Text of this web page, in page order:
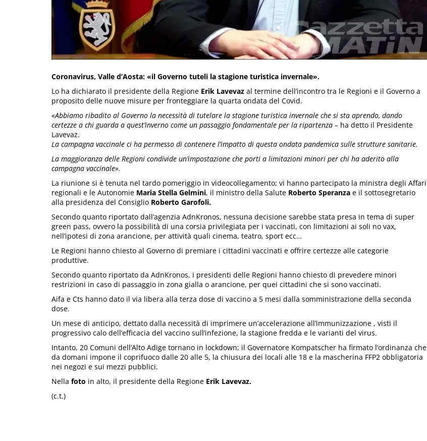
Coronavirus, Valle d’Aosta: «il Governo tuteli la stagione turistica invernale».
Lo ha dichiarato il presidente della Regione Erik Lavevaz al termine dell’incontro tra le Regioni e il Governo a
proposito delle nuove misure per fronteggiare la quarta ondata del Covid.
«Abbiamo ribadito al Governo la necessità di tutelare la stagione turistica invernale che si sta aprendo, dando
certezze a chi guarda a quest’inverno come un passaggio fondamentale per la ripartenza – ha detto il Presidente
Lavevaz.
La campagna vaccinale ci ha permesso di contenere l’impatto di questa ondata pandemica sulle strutture sanitarie.
La maggioranza delle Regioni condivide un’impostazione che porti a limitazioni minori per chi ha aderito alla
campagna vaccinale».
La riunione si è tenuta nel tardo pomeriggio in videocollegamento; vi hanno partecipato la ministra degli Affari
regionali e le Autonomie Maria Stella Gelmini, il ministro della Salute Roberto Speranza e il sottosegretario
alla presidenza del Consiglio Roberto Garofoli.
Secondo quanto riportato dall’agenzia AdnKronos, nessuna decisione sarebbe stata presa in tema di super
green pass, ovvero la possibilità di una corsia privilegiata per i vaccinati, con limitazioni ai soli no vax,
nell’ipotesi di zona arancione, per attività quali cinema, teatro, sport ecc…
Le Regioni hanno chiesto al Governo di premiare i cittadini vaccinati e offrire certezze alle categorie
produttive.
Secondo quanto riportato da AdnKronos, i presidenti delle Regioni hanno chiesto di prevedere minori
restrizioni in caso di passaggio in zona gialla o arancione, per quei cittadini che si sono vaccinati.
Aifa e Cts hanno dato il via libera alla terza dose di vaccino a 5 mesi dalla somministrazione della seconda
dose.
Un mese di anticipo, dettato dalla necessità di imprimere un’accelerazione all’immunizzazione , visti il
progressivo calo dell’efficacia del vaccino sull’infezione, la stagione fredda e le varianti del virus.
Intanto, 20 Comuni dell’Alto Adige tornano in lockdown; il Governatore Kompatscher ha firmato l’ordinanza che
da domani impone il coprifuoco dalle 20 alle 5, la chiusura dei locali alle 18 e la mascherina FFP2 obbligatoria
nei negozi e sui mezzi pubblici.
Nella foto in alto, il presidente della Regione Erik Lavevaz.
(c.t.)